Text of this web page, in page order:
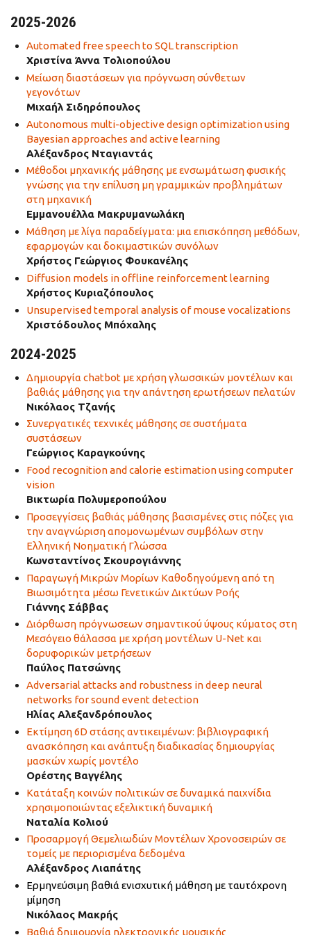
2025-2026
Automated free speech to SQL transcription
Χριστίνα Άννα Τολιοπούλου
Μείωση διαστάσεων για πρόγνωση σύνθετων
γεγονότων
Μιχαήλ Σιδηρόπουλος
Autonomous multi-objective design optimization using
Bayesian approaches and active learning
Αλέξανδρος Νταγιαντάς
Μέθοδοι μηχανικής μάθησης με ενσωμάτωση φυσικής
γνώσης για την επίλυση μη γραμμικών προβλημάτων
στη μηχανική
Εμμανουέλλα Μακρυμανωλάκη
Μάθηση με λίγα παραδείγματα: μια επισκόπηση μεθόδων,
εφαρμογών και δοκιμαστικών συνόλων
Χρήστος Γεώργιος Φουκανέλης
Diffusion models in offline reinforcement learning
Χρήστος Κυριαζόπουλος
Unsupervised temporal analysis of mouse vocalizations
Χριστόδουλος Μπόχαλης
2024-2025
Δημιουργία chatbot με χρήση γλωσσικών μοντέλων και
βαθιάς μάθησης για την απάντηση ερωτήσεων πελατών
Νικόλαος Τζανής
Συνεργατικές τεχνικές μάθησης σε συστήματα
συστάσεων
Γεώργιος Καραγκούνης
Food recognition and calorie estimation using computer
vision
Βικτωρία Πολυμεροπούλου
Προσεγγίσεις βαθιάς μάθησης βασισμένες στις πόζες για
την αναγνώριση απομονωμένων συμβόλων στην
Ελληνική Νοηματική Γλώσσα
Κωνσταντίνος Σκουρογιάννης
Παραγωγή Μικρών Μορίων Καθοδηγούμενη από τη
Βιωσιμότητα μέσω Γενετικών Δικτύων Ροής
Γιάννης Σάββας
Διόρθωση πρόγνωσεων σημαντικού ύψους κύματος στη
Μεσόγειο θάλασσα με χρήση μοντέλων U-Net και
δορυφορικών μετρήσεων
Παύλος Πατσώνης
Adversarial attacks and robustness in deep neural
networks for sound event detection
Ηλίας Αλεξανδρόπουλος
Εκτίμηση 6D στάσης αντικειμένων: βιβλιογραφική
ανασκόπηση και ανάπτυξη διαδικασίας δημιουργίας
μασκών χωρίς μοντέλο
Ορέστης Βαγγέλης
Κατάταξη κοινών πολιτικών σε δυναμικά παιχνίδια
χρησιμοποιώντας εξελικτική δυναμική
Ναταλία Κολιού
Προσαρμογή Θεμελιωδών Μοντέλων Χρονοσειρών σε
τομείς με περιορισμένα δεδομένα
Αλέξανδρος Λιαπάτης
Ερμηνεύσιμη βαθιά ενισχυτική μάθηση με ταυτόχρονη
μίμηση
Νικόλαος Μακρής
Βαθιά δημιουργία ηλεκτρονικής μουσικής